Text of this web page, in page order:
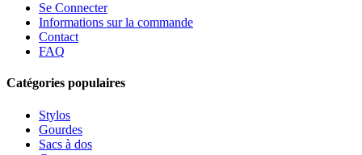
Se Connecter
Informations sur la commande
Contact
FAQ
Catégories populaires
Stylos
Gourdes
Sacs à dos